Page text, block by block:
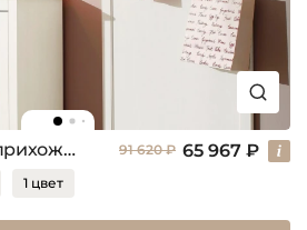
Рауна белый воск прихожая 91 620 ₽ 65 967 ₽
1 цвет